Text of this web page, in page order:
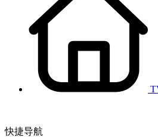
快捷导航